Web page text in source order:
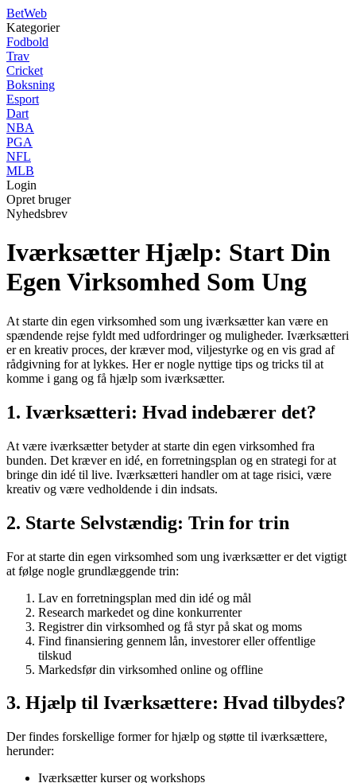
BetWeb
Kategorier
Fodbold
Trav
Cricket
Boksning
Esport
Dart
NBA
PGA
NFL
MLB
Login
Opret bruger
Nyhedsbrev
Iværksætter Hjælp: Start Din
Egen Virksomhed Som Ung
At starte din egen virksomhed som ung iværksætter kan være en
spændende rejse fyldt med udfordringer og muligheder. Iværksætteri
er en kreativ proces, der kræver mod, viljestyrke og en vis grad af
rådgivning for at lykkes. Her er nogle nyttige tips og tricks til at
komme i gang og få hjælp som iværksætter.
1. Iværksætteri: Hvad indebærer det?
At være iværksætter betyder at starte din egen virksomhed fra
bunden. Det kræver en idé, en forretningsplan og en strategi for at
bringe din idé til live. Iværksætteri handler om at tage risici, være
kreativ og være vedholdende i din indsats.
2. Starte Selvstændig: Trin for trin
For at starte din egen virksomhed som ung iværksætter er det vigtigt
at følge nogle grundlæggende trin:
Lav en forretningsplan med din idé og mål
Research markedet og dine konkurrenter
Registrer din virksomhed og få styr på skat og moms
Find finansiering gennem lån, investorer eller offentlige
tilskud
Markedsfør din virksomhed online og offline
3. Hjælp til Iværksættere: Hvad tilbydes?
Der findes forskellige former for hjælp og støtte til iværksættere,
herunder:
Iværksætter kurser og workshops